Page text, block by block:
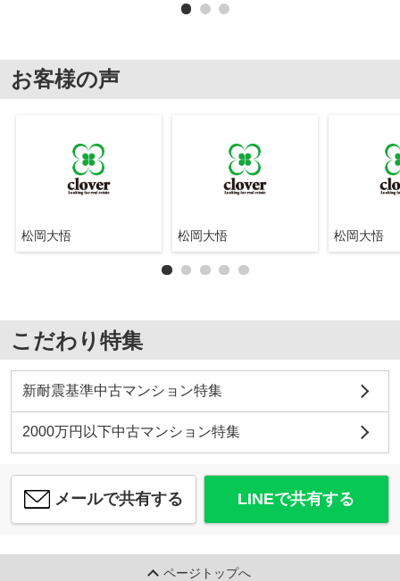
お客様の声
松岡大悟 松岡大悟 松岡大悟
こだわり特集
新耐震基準中古マンション特集
2000万円以下中古マンション特集
メールで共有する LINEで共有する
ページトップへ